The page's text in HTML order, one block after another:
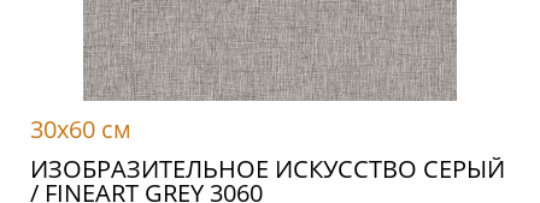
30x60 см
ИЗОБРАЗИТЕЛЬНОЕ ИСКУССТВО СЕРЫЙ
/ FINEART GREY 3060